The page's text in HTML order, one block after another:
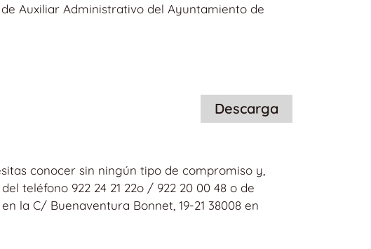
de Auxiliar Administrativo del Ayuntamiento de
Descarga
conocer sin ningún tipo de compromiso y,
teléfono 922 24 21 22o / 922 20 00 48 o de
la C/ Buenaventura Bonnet, 19-21 38008 en